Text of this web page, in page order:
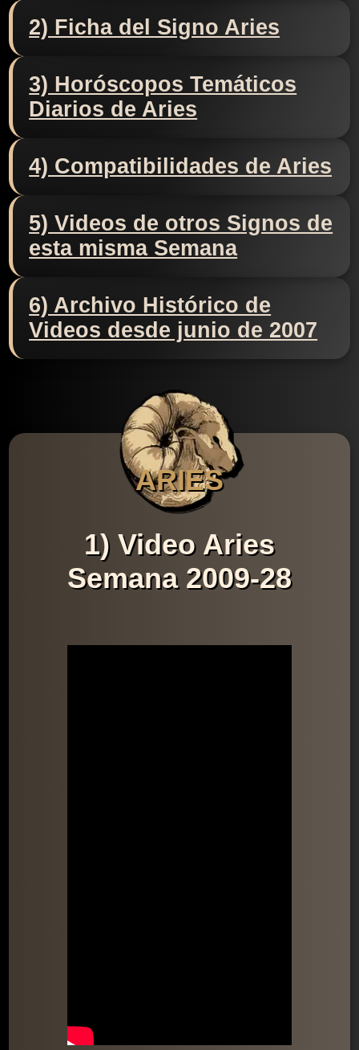
2) Ficha del Signo Aries
3) Horóscopos Temáticos
Diarios de Aries
4) Compatibilidades de Aries
5) Videos de otros Signos de
esta misma Semana
6) Archivo Histórico de
Videos desde junio de 2007
ARIES
1) Video Aries
Semana 2009-28